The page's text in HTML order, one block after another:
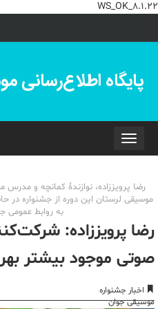
WS_OK_8.1.22
پایگاه اطلاع‌رسانی
Toggle
navigation
رضا پرویززاده، نوازندۀ کمانچه و
موسیقی لرستان این دوره از جشنواره در
به روابط عمومی
رضا پرویززاده:
صوتی موجود بیشتر
اخبار جشنواره
موسیقی جوان